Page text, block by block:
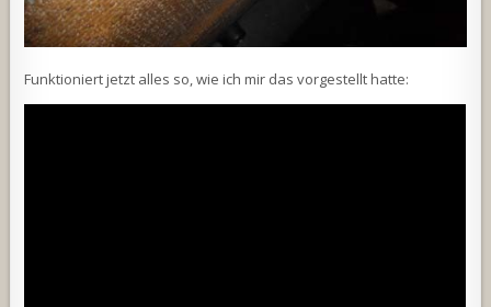
Funktioniert jetzt alles so, wie ich mir das vorgestellt hatte: